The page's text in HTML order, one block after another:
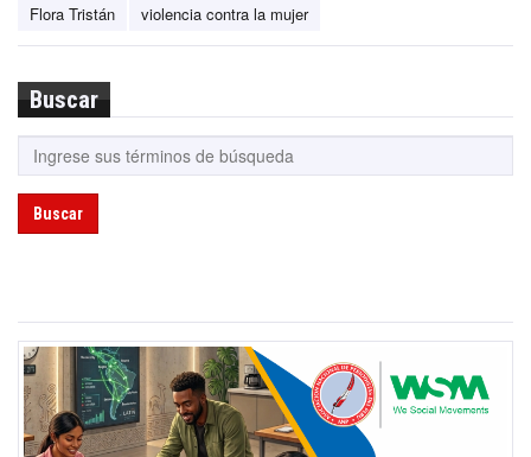
Flora Tristán
violencia contra la mujer
Buscar
Buscar